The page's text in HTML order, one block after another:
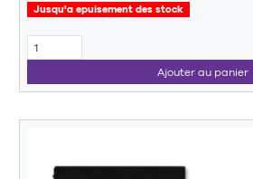
Jusqu'a epuisement des stock
Ajouter au panier